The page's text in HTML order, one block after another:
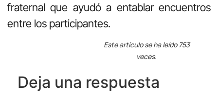
fraternal que ayudó a entablar encuentros
entre los participantes.
Este artículo se ha leído 753
veces.
Deja una respuesta